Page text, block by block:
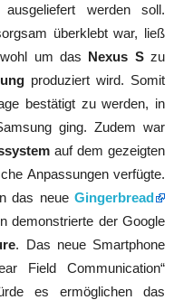
werden soll.
überklebt war, ließ
um das Nexus Szu
produziert wird. Somit
bestätigt zu werden, in
ging. Zudem war
auf dem gezeigten
Anpassungen verfügte.
das neue Gingerbread
demonstrierte der Google
. Das neue Smartphone
Field Communication“
es ermöglichen das